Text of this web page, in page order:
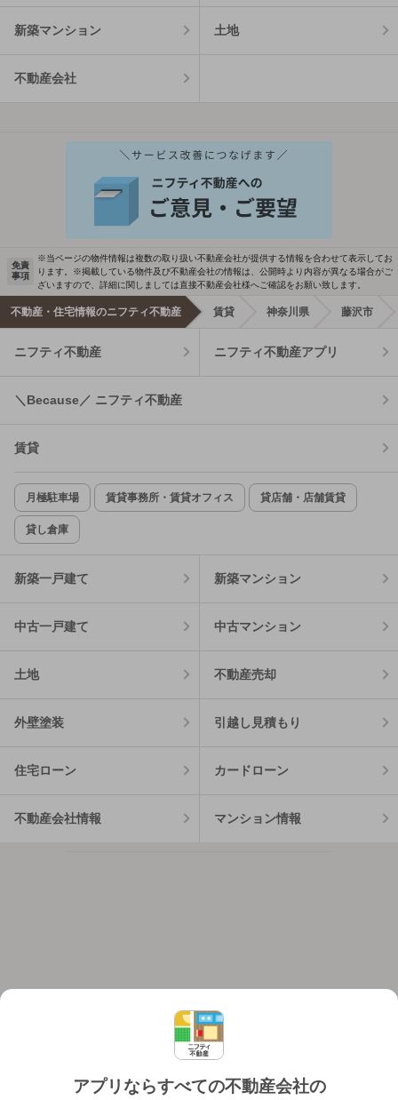
新築マンション 土地
不動産会社
アプリならすべての不動産会社の
免責
事項
※当ページの物件情報は複数の取り扱い不動産会社が提供する情報を合わせて表示してお
ります。※掲載している物件及び不動産会社の情報は、公開時より内容が異なる場合がご
ざいますので、詳細に関しましては直接不動産会社様へご確認をお願い致します。
不動産・住宅情報のニフティ不動産 賃貸 神奈川県 藤沢市
ニフティ不動産 ニフティ不動産アプリ
＼Because／ ニフティ不動産
賃貸
月極駐車場 賃貸事務所・賃貸オフィス 貸店舗・店舗賃貸
貸し倉庫
新築一戸建て 新築マンション
中古一戸建て 中古マンション
土地 不動産売却
外壁塗装 引越し見積もり
住宅ローン カードローン
不動産会社情報 マンション情報